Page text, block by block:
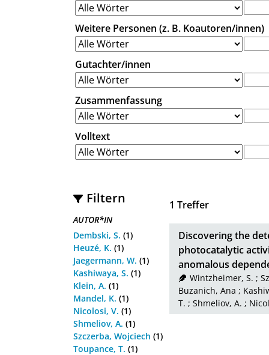
Weitere Personen (z. B. Koautoren/innen)
Gutachter/innen
Zusammenfassung
Volltext
Filtern
AUTOR*IN
Dembski, S. (1)
Heuzé, K. (1)
Jaegermann, W. (1)
Kashiwaya, S. (1)
Klein, A. (1)
Mandel, K. (1)
Nicolosi, V. (1)
Shmeliov, A. (1)
Szczerba, Wojciech (1)
Toupance, T. (1)
1 Treffer
Discovering the
photocatalytic
anomalous
Wintzheimer, S. ;
Buzanich, Ana ;
T. ; Shmeliov, A. ;